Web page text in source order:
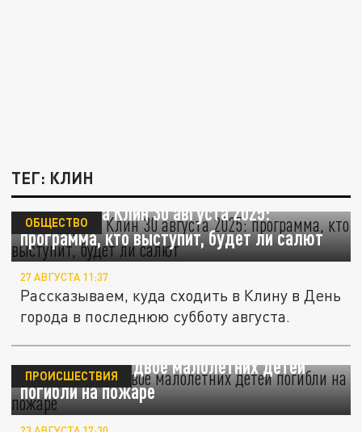
ТЕГ: КЛИН
День города Клин 30 августа 2025:
программа, кто выступит, будет ли салют
ОБЩЕСТВО
27 АВГУСТА 11:37
Рассказываем, куда сходить в Клину в День
города в последнюю субботу августа.
В Подмосковье двое малолетних детей
погибли на пожаре
ПРОИСШЕСТВИЯ